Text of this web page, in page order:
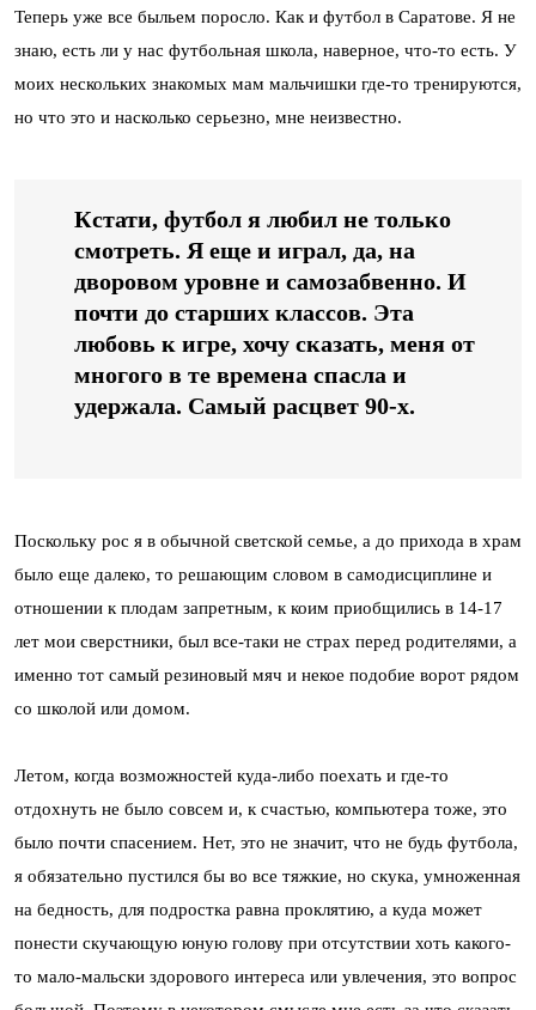
Теперь уже все быльем поросло. Как и футбол в Саратове. Я не
знаю, есть ли у нас футбольная школа, наверное, что-то есть. У
моих нескольких знакомых мам мальчишки где-то тренируются,
но что это и насколько серьезно, мне неизвестно.
Кстати, футбол я любил не только
смотреть. Я еще и играл, да, на
дворовом уровне и самозабвенно. И
почти до старших классов. Эта
любовь к игре, хочу сказать, меня от
многого в те времена спасла и
удержала. Самый расцвет 90-х.
Поскольку рос я в обычной светской семье, а до прихода в храм
было еще далеко, то решающим словом в самодисциплине и
отношении к плодам запретным, к коим приобщились в 14-17
лет мои сверстники, был все-таки не страх перед родителями, а
именно тот самый резиновый мяч и некое подобие ворот рядом
со школой или домом.
Летом, когда возможностей куда-либо поехать и где-то
отдохнуть не было совсем и, к счастью, компьютера тоже, это
было почти спасением. Нет, это не значит, что не будь футбола,
я обязательно пустился бы во все тяжкие, но скука, умноженная
на бедность, для подростка равна проклятию, а куда может
понести скучающую юную голову при отсутствии хоть какого-
то мало-мальски здорового интереса или увлечения, это вопрос